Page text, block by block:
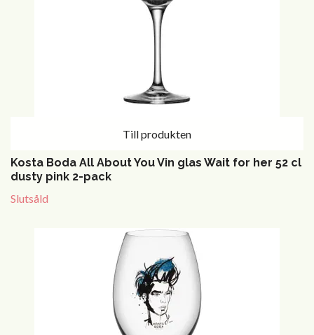
Till produkten
Kosta Boda All About You Vin glas Wait for her 52 cl
dusty pink 2-pack
Slutsåld